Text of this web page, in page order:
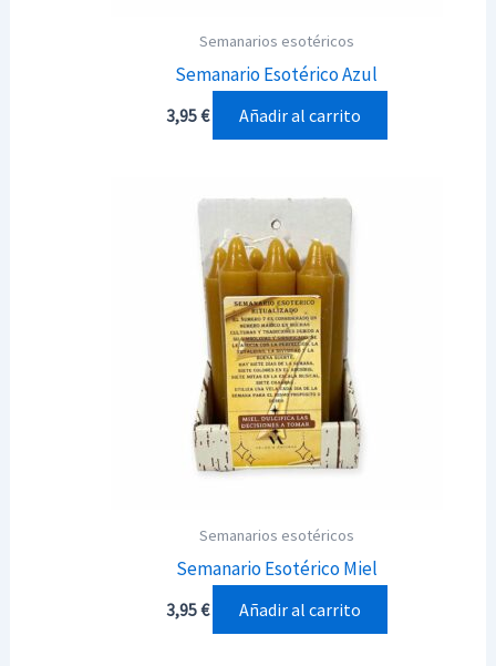
Semanarios esotéricos
Semanario Esotérico Azul
3,95€ Añadir al carrito
Semanarios esotéricos
Semanario Esotérico Miel
3,95€ Añadir al carrito